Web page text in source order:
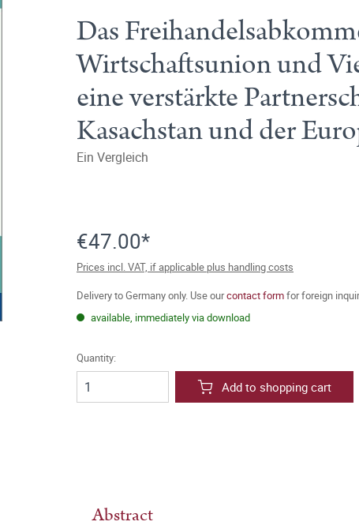
Das
Wirtschaftsunion und
eine verstärkte
Kasachstan und der
Ein Vergleich
€47.00*
Prices incl. VAT, if applicable plus handling costs
Delivery to Germany only. Use ourcontact formfor foreign
available, immediately via download
Quantity:
Add to shopping cart
Abstract